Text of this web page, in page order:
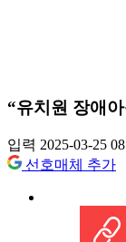
“유치원 장애
입력 2025-03-25
선호매체 추가